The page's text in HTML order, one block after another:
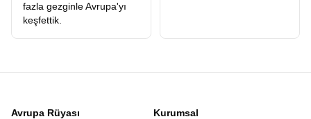
fazla gezginle Avrupa'yı
keşfettik.
Avrupa Rüyası
Kurumsal